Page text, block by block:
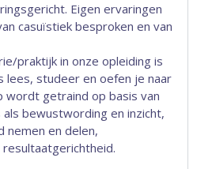
Eigen ervaringen
casuïstiek besproken en van
praktijk in onze opleiding is
lees, studeer en oefen je naar
wordt getraind op basis van
bewustwording en inzicht,
nemen en delen,